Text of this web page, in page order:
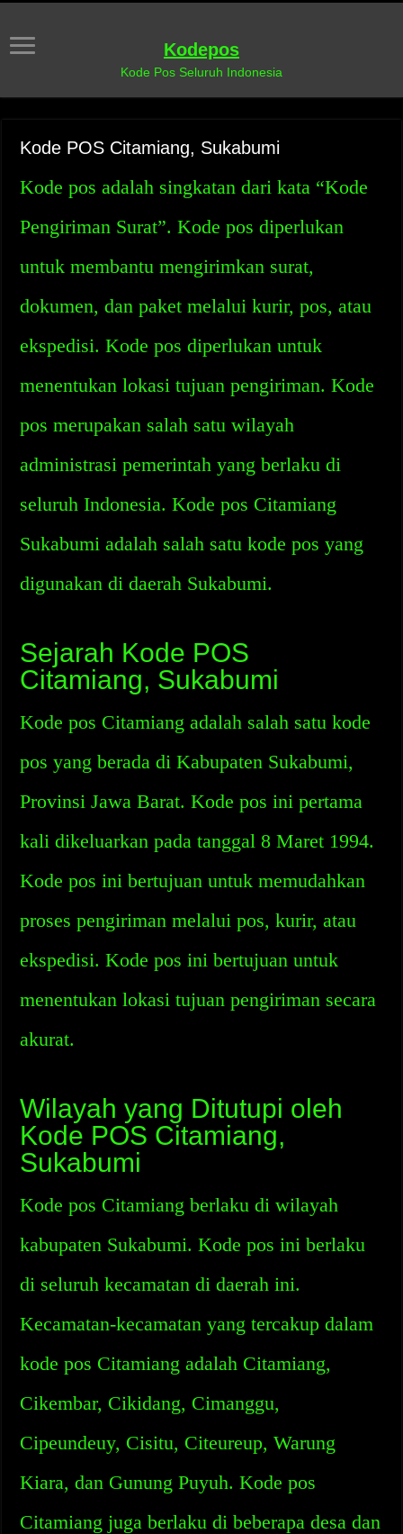
Kodepos
Kode Pos Seluruh Indonesia
Kode POS Citamiang, Sukabumi
Kode pos adalah singkatan dari kata “Kode
Pengiriman Surat”. Kode pos diperlukan
untuk membantu mengirimkan surat,
dokumen, dan paket melalui kurir, pos, atau
ekspedisi. Kode pos diperlukan untuk
menentukan lokasi tujuan pengiriman. Kode
pos merupakan salah satu wilayah
administrasi pemerintah yang berlaku di
seluruh Indonesia. Kode pos Citamiang
Sukabumi adalah salah satu kode pos yang
digunakan di daerah Sukabumi.
Sejarah Kode POS
Citamiang, Sukabumi
Kode pos Citamiang adalah salah satu kode
pos yang berada di Kabupaten Sukabumi,
Provinsi Jawa Barat. Kode pos ini pertama
kali dikeluarkan pada tanggal 8 Maret 1994.
Kode pos ini bertujuan untuk memudahkan
proses pengiriman melalui pos, kurir, atau
ekspedisi. Kode pos ini bertujuan untuk
menentukan lokasi tujuan pengiriman secara
akurat.
Wilayah yang Ditutupi oleh
Kode POS Citamiang,
Sukabumi
Kode pos Citamiang berlaku di wilayah
kabupaten Sukabumi. Kode pos ini berlaku
di seluruh kecamatan di daerah ini.
Kecamatan-kecamatan yang tercakup dalam
kode pos Citamiang adalah Citamiang,
Cikembar, Cikidang, Cimanggu,
Cipeundeuy, Cisitu, Citeureup, Warung
Kiara, dan Gunung Puyuh. Kode pos
Citamiang juga berlaku di beberapa desa dan